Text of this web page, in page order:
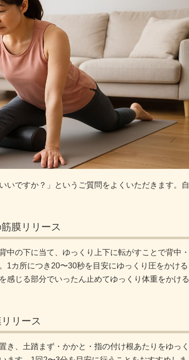
いですか？」というご質問をよくいただきます。自
膜リリース
中の下に当て、ゆっくり上下に転がすことで背中・
1カ所につき20〜30秒を目安にゆっくり圧をかける
感じる部分でいったん止めてゆっくり体重をかける
リース
き、土踏まず・かかと・指の付け根あたりをゆっく